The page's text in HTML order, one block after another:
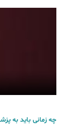
چه زمانی باید به